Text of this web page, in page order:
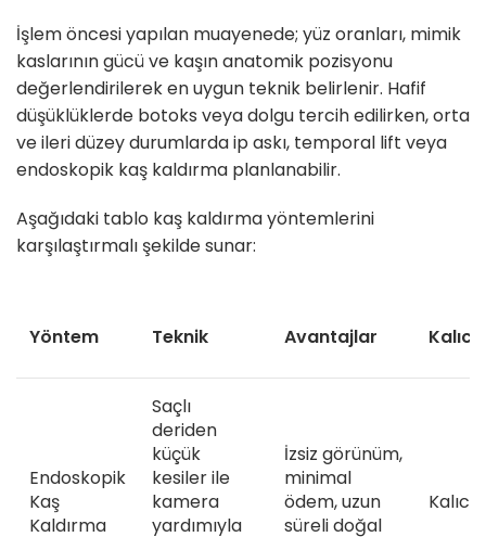
İşlem öncesi yapılan muayenede; yüz oranları, mimik
kaslarının gücü ve kaşın anatomik pozisyonu
değerlendirilerek en uygun teknik belirlenir. Hafif
düşüklüklerde botoks veya dolgu tercih edilirken, orta
ve ileri düzey durumlarda ip askı, temporal lift veya
endoskopik kaş kaldırma planlanabilir.
Aşağıdaki tablo kaş kaldırma yöntemlerini
karşılaştırmalı şekilde sunar:
Yöntem Teknik Avantajlar
Endoskopik
Kaş
Kaldırma
Saçlı
deriden
küçük
kesiler ile
kamera
yardımıyla
İzsiz görünüm,
minimal
ödem, uzun
süreli doğal
Kalıcı